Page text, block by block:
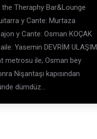
the Theraphy Bar&Lounge
y Cante: Murtaza
y Cante: Osman KOÇAK
Yasemin DEVRİM ULAŞIM
metrosu ile; Osman bey
Nişantaşı kapısından
dümdüz…